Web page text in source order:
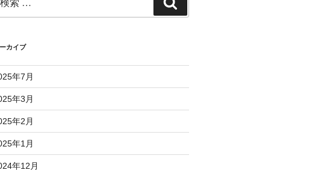
:
索
カイブ
年7月
年3月
年2月
年1月
年12月